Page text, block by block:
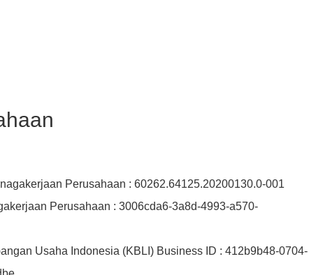
Perusahaan : 60262.64125.20200130.0-001
Perusahaan : 3006cda6-3a8d-4993-a570-
Usaha Indonesia (KBLI) Business ID : 412b9b48-0704-